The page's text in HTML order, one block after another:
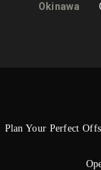
Okinawa
Plan Your Perfect